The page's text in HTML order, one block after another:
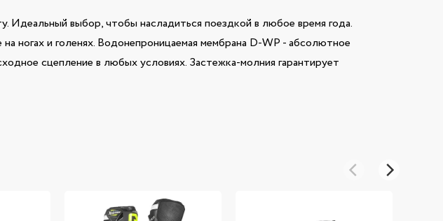
Идеальный выбор, чтобы насладиться поездкой в любое время года.
ногах и голенях. Водонепроницаемая мембрана D-WP - абсолютное
сцепление в любых условиях. Застежка-молния гарантирует